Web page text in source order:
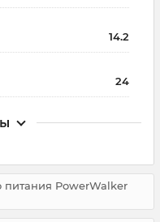
14.2
24
питания PowerWalker